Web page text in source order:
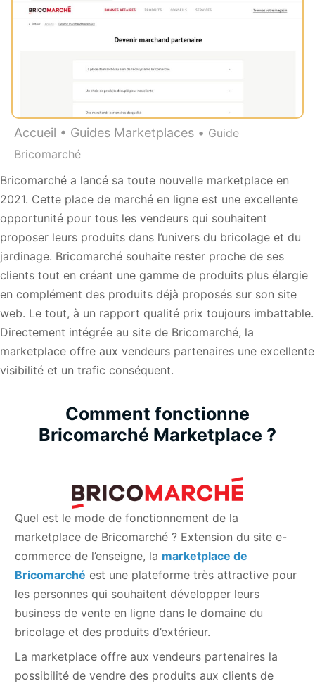
Accueil • Guides Marketplaces • Guide
Bricomarché
Bricomarché a lancé sa toute nouvelle marketplace en
2021. Cette place de marché en ligne est une excellente
opportunité pour tous les vendeurs qui souhaitent
proposer leurs produits dans l’univers du bricolage et du
jardinage. Bricomarché souhaite rester proche de ses
clients tout en créant une gamme de produits plus élargie
en complément des produits déjà proposés sur son site
web. Le tout, à un rapport qualité prix toujours imbattable.
Directement intégrée au site de Bricomarché, la
marketplace offre aux vendeurs partenaires une excellente
visibilité et un trafic conséquent.
Comment fonctionne
Bricomarché Marketplace ?
Quel est le mode de fonctionnement de la
marketplace de Bricomarché ? Extension du site e-
commerce de l’enseigne, la marketplace de
Bricomarché est une plateforme très attractive pour
les personnes qui souhaitent développer leurs
business de vente en ligne dans le domaine du
bricolage et des produits d’extérieur.
La marketplace offre aux vendeurs partenaires la
possibilité de vendre des produits aux clients de